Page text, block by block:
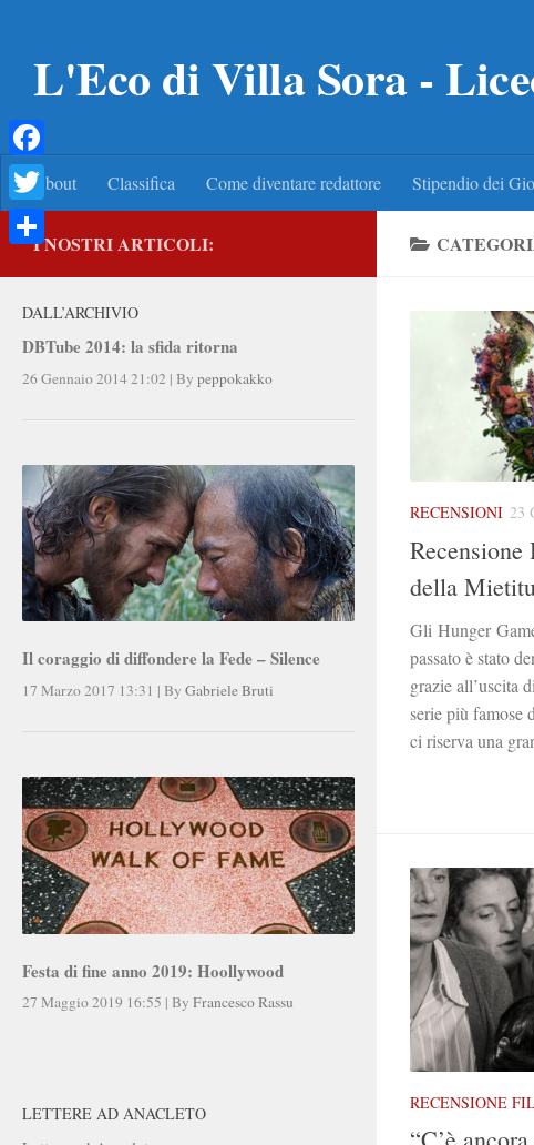
L'Eco di Villa Sora -
About Classifica Come diventare redattore Stipendio dei
RECENSIONI 23
Recensione
della
Gli Hunger
passato è stato
grazie all’uscita
serie più famose
ci riserva una
RECENSIONE
I NOSTRI ARTICOLI:
DALL’ARCHIVIO
DBTube 2014: la sfida ritorna
26 Gennaio 2014 21:02 | By peppokakko
Il coraggio di diffondere la Fede – Silence
17 Marzo 2017 13:31 | By Gabriele Bruti
Festa di fine anno 2019: Hoollywood
27 Maggio 2019 16:55 | By Francesco Rassu
LETTERE AD ANACLETO
Facebook
Twitter